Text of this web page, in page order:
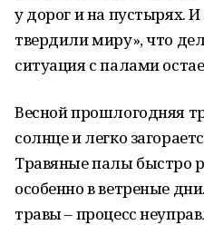
у дорог и на пустырях.
твердили миру», что
ситуация с палами
Весной прошлогодняя
солнце и легко
Травяные палы быстро
особенно в ветреные
травы – процесс